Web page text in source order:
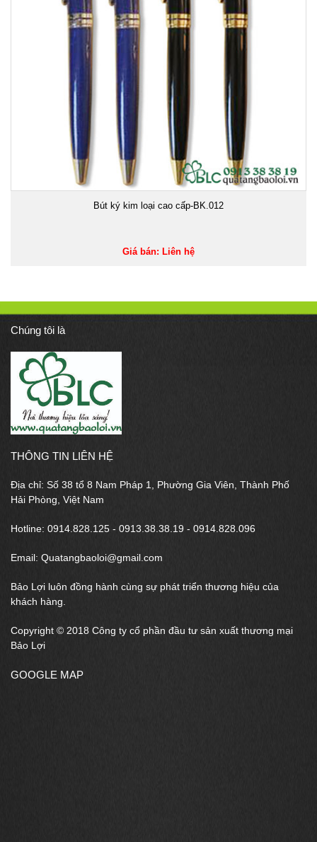
Bút ký kim loại cao cấp-BK.012
Giá bán: Liên hệ
Chúng tôi là
THÔNG TIN LIÊN HỆ
Địa chỉ: Số 38 tổ 8 Nam Pháp 1, Phường Gia Viên, Thành Phố
Hải Phòng, Việt Nam
Hotline: 0914.828.125 - 0913.38.38.19 - 0914.828.096
Email: Quatangbaoloi@gmail.com
Bảo Lợi luôn đồng hành cùng sự phát triển thương hiệu của
khách hàng.
Copyright © 2018 Công ty cổ phần đầu tư sản xuất thương mại
Bảo Lợi
GOOGLE MAP